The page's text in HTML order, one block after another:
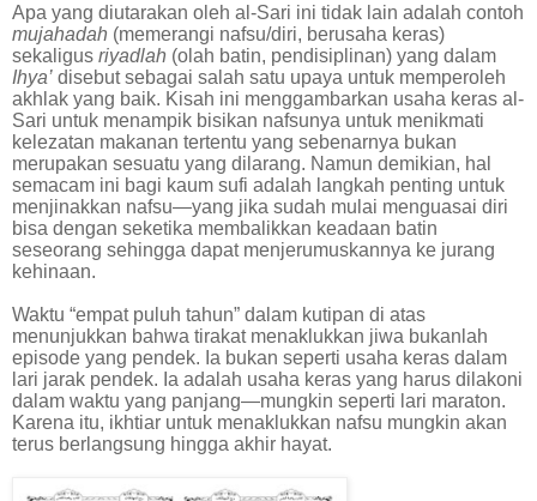
Apa yang diutarakan oleh al-Sari ini tidak lain adalah contoh
mujahadah (memerangi nafsu/diri, berusaha keras)
sekaligus riyadlah (olah batin, pendisiplinan) yang dalam
Ihya’ disebut sebagai salah satu upaya untuk memperoleh
akhlak yang baik. Kisah ini menggambarkan usaha keras al-
Sari untuk menampik bisikan nafsunya untuk menikmati
kelezatan makanan tertentu yang sebenarnya bukan
merupakan sesuatu yang dilarang. Namun demikian, hal
semacam ini bagi kaum sufi adalah langkah penting untuk
menjinakkan nafsu—yang jika sudah mulai menguasai diri
bisa dengan seketika membalikkan keadaan batin
seseorang sehingga dapat menjerumuskannya ke jurang
kehinaan.
Waktu “empat puluh tahun” dalam kutipan di atas
menunjukkan bahwa tirakat menaklukkan jiwa bukanlah
episode yang pendek. Ia bukan seperti usaha keras dalam
lari jarak pendek. Ia adalah usaha keras yang harus dilakoni
dalam waktu yang panjang—mungkin seperti lari maraton.
Karena itu, ikhtiar untuk menaklukkan nafsu mungkin akan
terus berlangsung hingga akhir hayat.